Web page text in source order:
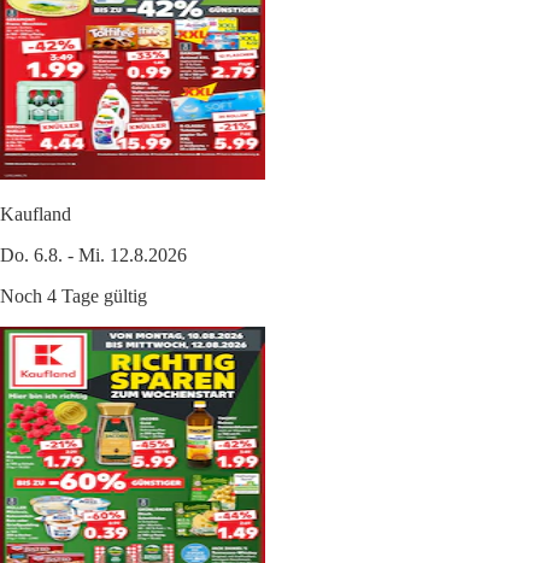
Kaufland
Do. 6.8. - Mi. 12.8.2026
Noch 4 Tage gültig